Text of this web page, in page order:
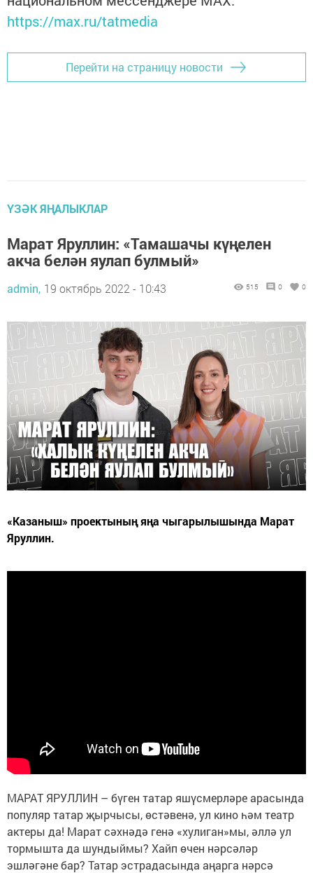
https://max.ru/tatmedia
Перейти на страницу новости
ҮЗӘК ЯҢАЛЫКЛАР
Марат Яруллин: «Тамашачы күңелен
акча белән яулап булмый»
admin, 19 октябрь 2022 - 10:43 515 0 0
«Казаныш» проектының яңа чыгарылышында Марат
Яруллин.
МАРАТ ЯРУЛЛИН – бүген татар яшүсмерләре арасында
популяр татар җырчысы, өстәвенә, ул кино һәм театр
актеры да! Марат сәхнәдә генә «хулиган»мы, әллә ул
тормышта да шундыймы? Хайп өчен нәрсәләр
эшләгәне бар? Татар эстрадасында аңарга нәрсә